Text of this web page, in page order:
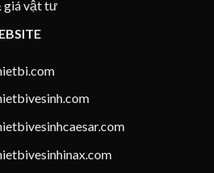
giá vật tư